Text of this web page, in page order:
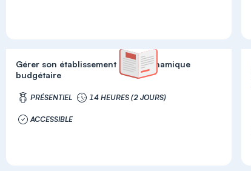
Gérer son établissement par la dynamique
budgétaire
PRÉSENTIEL 14 HEURES (2 JOURS)
ACCESSIBLE